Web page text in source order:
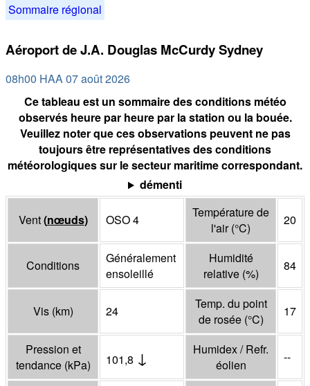
Sommaire régional
Aéroport de J.A. Douglas McCurdy Sydney
08h00 HAA 07 août 2026
Ce tableau est un sommaire des conditions météo
observés heure par heure par la station ou la bouée.
Veuillez noter que ces observations peuvent ne pas
toujours être représentatives des conditions
météorologiques sur le secteur maritime correspondant.
démenti
Vent(nœuds) OSO 4
Température de
l'air(°C)
20
Conditions
Généralement
ensoleillé
Humidité
relative (%)
84
Vis (km) 24
Temp. du point
de rosée (°C)
17
Pression et
tendance (kPa) 101,8 ↓
Humidex / Refr.
éolien
--